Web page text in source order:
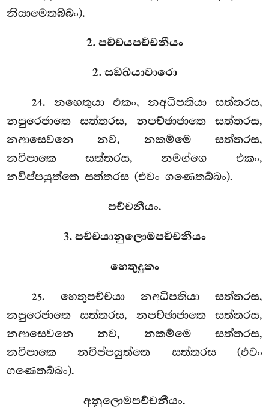
නියාමෙතබ්බං).
2. පච්චයපච්චනීයං
2. සඞ්ඛ්යාවාරො
24. නහෙතුයා එකං, නඅධිපතියා සත්තරස,
නපුරෙජාතෙ සත්තරස, නපච්ඡාජාතෙ සත්තරස,
නආසෙවනෙ නව, නකම්මෙ සත්තරස,
නවිපාකෙ සත්තරස, නමග්ගෙ එකං,
නවිප්පයුත්තෙ සත්තරස (එවං ගණෙතබ්බං).
පච්චනීයං.
3. පච්චයානුලොමපච්චනීයං
හෙතුදුකං
25. හෙතුපච්චයා නඅධිපතියා සත්තරස,
නපුරෙජාතෙ සත්තරස, නපච්ඡාජාතෙ සත්තරස,
නආසෙවනෙ නව, නකම්මෙ සත්තරස,
නවිපාකෙ නවිප්පයුත්තෙ සත්තරස (එවං
ගණෙතබ්බං).
අනුලොමපච්චනීයං.